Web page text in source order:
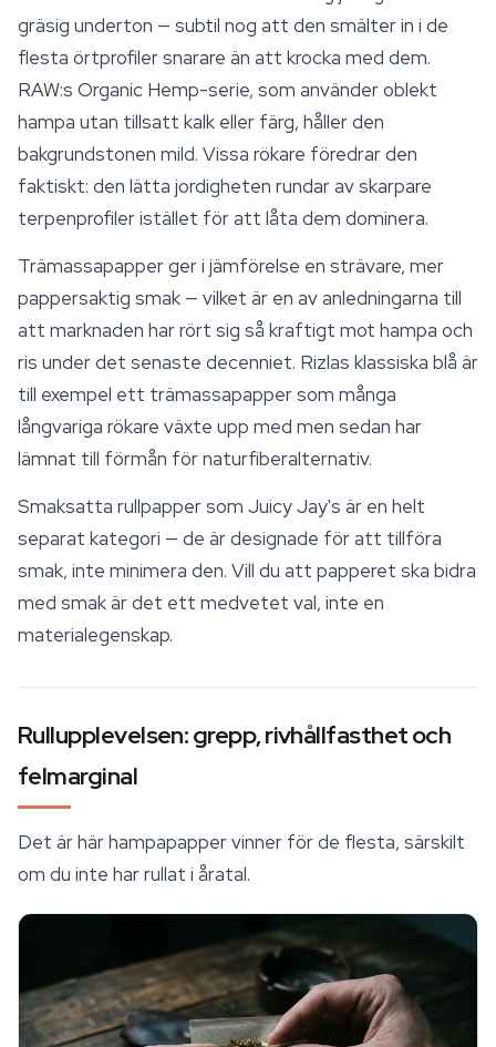
gräsig underton — subtil nog att den smälter in i de
flesta örtprofiler snarare än att krocka med dem.
RAW:s Organic Hemp-serie, som använder oblekt
hampa utan tillsatt kalk eller färg, håller den
bakgrundstonen mild. Vissa rökare föredrar den
faktiskt: den lätta jordigheten rundar av skarpare
terpenprofiler istället för att låta dem dominera.
Trämassapapper ger i jämförelse en strävare, mer
pappersaktig smak — vilket är en av anledningarna till
att marknaden har rört sig så kraftigt mot hampa och
ris under det senaste decenniet. Rizlas klassiska blå är
till exempel ett trämassapapper som många
långvariga rökare växte upp med men sedan har
lämnat till förmån för naturfiberalternativ.
Smaksatta rullpapper som Juicy Jay's är en helt
separat kategori — de är designade för att tillföra
smak, inte minimera den. Vill du att papperet ska bidra
med smak är det ett medvetet val, inte en
materialegenskap.
Rullupplevelsen: grepp, rivhållfasthet och
felmarginal
Det är här hampapapper vinner för de flesta, särskilt
om du inte har rullat i åratal.